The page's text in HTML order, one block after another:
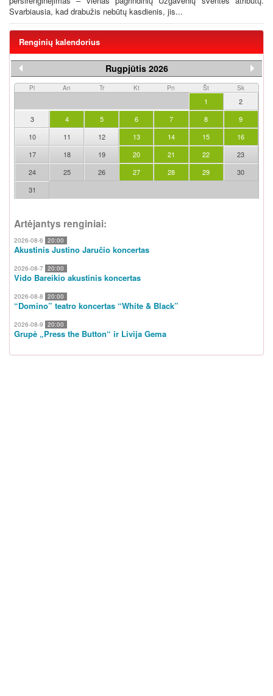
Svarbiausia, kad drabužis nebūtų kasdienis, jis...
Renginių kalendorius
Rugpjūtis 2026
Pi An Tr Kt Pn Št Sk
1
2
3
4 5 6 7 8
9
10
11 12 13 14 15
16
17
18 19 20 21 22
23
24
25 26 27 28 29
30
31
Artėjantys renginiai:
2026-08-6 20:00
Akustinis Justino Jaručio koncertas
2026-08-7 20:00
Vido Bareikio akustinis koncertas
2026-08-8 20:00
“Domino” teatro koncertas “White & Black”
2026-08-9 20:00
Grupė „Press the Button“ ir Livija Gema